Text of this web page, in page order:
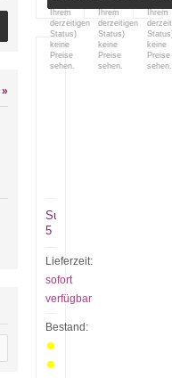
Ihrem
derzeitigen
Status)
keine
Preise
sehen.
Ihrem
derzeitigen
Status)
keine
Preise
sehen.
Ihrem
keine
Preise
sehen.
Sunbeam
5
Lieferzeit:
sofort
verfügbar
Bestand:
»